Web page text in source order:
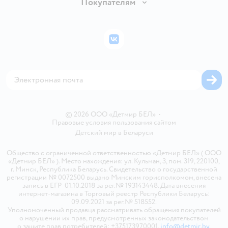
Правила продажи
Политика использования файлов cookie
Бонусные карты
© 2026 ООО «Детмир БЕЛ» •
Правовые условия пользования сайтом
Детский мир в Беларуси
Общество с ограниченной ответственностью «Детмир БЕЛ» ( ООО
«Детмир БЕЛ» ). Место нахождения: ул. Кульман, 3, пом. 319, 220100,
г. Минск, Республика Беларусь. Свидетельство о государственной
регистрации № 0072500 выдано Минским горисполкомом, внесена
запись в ЕГР 01.10.2018 за рег.№ 193143448. Дата внесения
интернет-магазина в Торговый реестр Республики Беларусь:
09.09.2021 за рег.№ 518552.
Уполномоченный продавца рассматривать обращения покупателей
о нарушении их прав, предусмотренных законодательством
о защите прав потребителей: +375173970001, info@detmir.by
ВКонтакте